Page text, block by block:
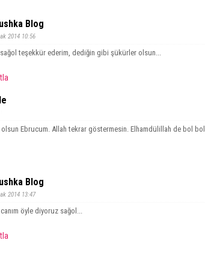
Blog
2014 10:56
teşekkür ederim, dediğin gibi şükürler olsun...
Ebrucum. Allah tekrar göstermesin. Elhamdülillah de bol bol.
Blog
2014 13:47
öyle diyoruz sağol...